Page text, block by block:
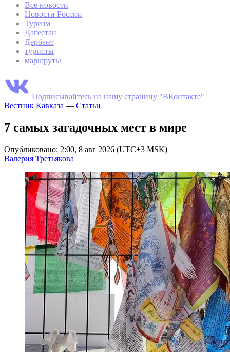
Все новости
Новости России
Туризм
Дагестан
Дербент
туристы
маршруты
Подписывайтесь на нашу страницу "ВКонтакте"
Вестник Кавказа — Статьи
7 самых загадочных мест в мире
Опубликовано: 2:00, 8 авг 2026 (UTC+3 MSK)
Валерия Третьякова